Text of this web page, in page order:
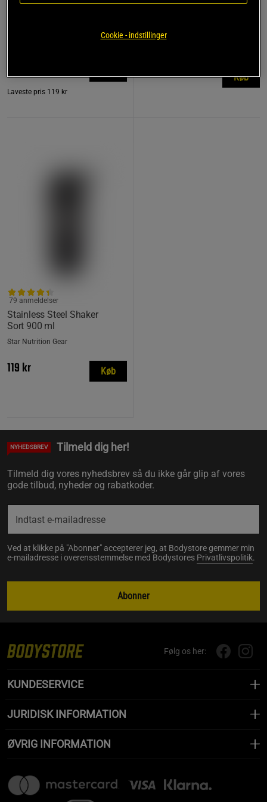
782 anmeldelse
Laveste pris 119 kr
17 anmeldelser
Star Nutrition Gear
149 kr Køb
Stainless Steel Shaker
Sort 900 ml
79 anmeldelser
Star Nutrition Gear
119 kr Køb
NYHEDSBREV Tilmeld dig her!
Tilmeld dig vores nyhedsbrev så du ikke går glip af vores
gode tilbud, nyheder og rabatkoder.
Ved at klikke på "Abonner" accepterer jeg, at Bodystore gemmer min
e-mailadresse i overensstemmelse med Bodystores Privatlivspolitik.
Abonner
Følg os her:
KUNDESERVICE
JURIDISK INFORMATION
ØVRIG INFORMATION
Cookie - indstillinger